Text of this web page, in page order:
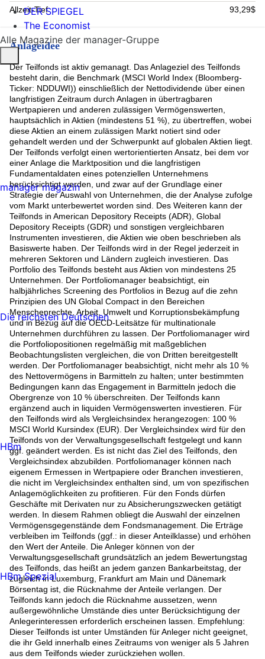
LASERTEC CORP (3.03%)
HCA Healthcare (2.65%)
ZOETIS INC (2.61%)
LVMH (2.58%)
Elevance Health Inc (2.47%)
Aflac (1.78%)
Newmont Corporation (1.75%)
Rest (4.99%)
Allzeit-Tief
93,29$
Anlageidee
Der Teilfonds ist aktiv gemanagt. Das Anlageziel des Teilfonds
besteht darin, die Benchmark (MSCI World Index (Bloomberg-
Ticker: NDDUWI)) einschließlich der Nettodividende über einen
langfristigen Zeitraum durch Anlagen in übertragbaren
Wertpapieren und anderen zulässigen Vermögenswerten,
hauptsächlich in Aktien (mindestens 51 %), zu übertreffen, wobei
diese Aktien an einem zulässigen Markt notiert sind oder
gehandelt werden und der Schwerpunkt auf globalen Aktien liegt.
Der Teilfonds verfolgt einen wertorientierten Ansatz, bei dem vor
einer Anlage die Marktposition und die langfristigen
Fundamentaldaten eines potenziellen Unternehmens
berücksichtigt werden, und zwar auf der Grundlage einer
Strategie der Auswahl von Unternehmen, die der Analyse zufolge
vom Markt unterbewertet worden sind. Des Weiteren kann der
Teilfonds in American Depository Receipts (ADR), Global
Depository Receipts (GDR) und sonstigen vergleichbaren
Instrumenten investieren, die Aktien wie oben beschrieben als
Basiswerte haben. Der Teilfonds wird in der Regel jederzeit in
mehreren Sektoren und Ländern zugleich investieren. Das
Portfolio des Teilfonds besteht aus Aktien von mindestens 25
Unternehmen. Der Portfoliomanager beabsichtigt, ein
halbjährliches Screening des Portfolios in Bezug auf die zehn
Prinzipien des UN Global Compact in den Bereichen
Menschenrechte, Arbeit, Umwelt und Korruptionsbekämpfung
und in Bezug auf die OECD-Leitsätze für multinationale
Unternehmen durchführen zu lassen. Der Portfoliomanager wird
die Portfoliopositionen regelmäßig mit maßgeblichen
Beobachtungslisten vergleichen, die von Dritten bereitgestellt
werden. Der Portfoliomanager beabsichtigt, nicht mehr als 10 %
des Nettovermögens in Barmitteln zu halten; unter bestimmten
Bedingungen kann das Engagement in Barmitteln jedoch die
Obergrenze von 10 % überschreiten. Der Teilfonds kann
ergänzend auch in liquiden Vermögenswerten investieren. Für
den Teilfonds wird als Vergleichsindex herangezogen: 100 %
MSCI World Kursindex (EUR). Der Vergleichsindex wird für den
Teilfonds von der Verwaltungsgesellschaft festgelegt und kann
ggf. geändert werden. Es ist nicht das Ziel des Teilfonds, den
Vergleichsindex abzubilden. Portfoliomanager können nach
eigenem Ermessen in Wertpapiere oder Branchen investieren,
die nicht im Vergleichsindex enthalten sind, um von spezifischen
Anlagemöglichkeiten zu profitieren. Für den Fonds dürfen
Geschäfte mit Derivaten nur zu Absicherungszwecken getätigt
werden. In diesem Rahmen obliegt die Auswahl der einzelnen
Vermögensgegenstände dem Fondsmanagement. Die Erträge
verbleiben im Teilfonds (ggf.: in dieser Anteilklasse) und erhöhen
den Wert der Anteile. Die Anleger können von der
Verwaltungsgesellschaft grundsätzlich an jedem Bewertungstag
des Teilfonds, das heißt an jedem ganzen Bankarbeitstag, der
zugleich in Luxemburg, Frankfurt am Main und Dänemark
Börsentag ist, die Rücknahme der Anteile verlangen. Der
Teilfonds kann jedoch die Rücknahme aussetzen, wenn
außergewöhnliche Umstände dies unter Berücksichtigung der
Anlegerinteressen erforderlich erscheinen lassen. Empfehlung:
Dieser Teilfonds ist unter Umständen für Anleger nicht geeignet,
die ihr Geld innerhalb eines Zeitraums von weniger als 5 Jahren
aus dem Teilfonds wieder zurückziehen wollen.
DER SPIEGEL
The Economist
Alle Magazine der manager-Gruppe
manager magazin
Die reichsten Deutschen
HBm
HBm Spezial